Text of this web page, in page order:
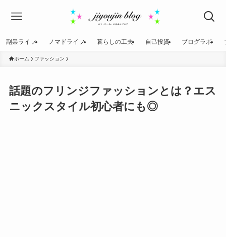
副業ライフ ノマドライフ 暮らしの工夫 自己投資 ブログラボ
ホーム ファッション
話題のフリンジファッションとは？エス
ニックスタイル初心者にも◎